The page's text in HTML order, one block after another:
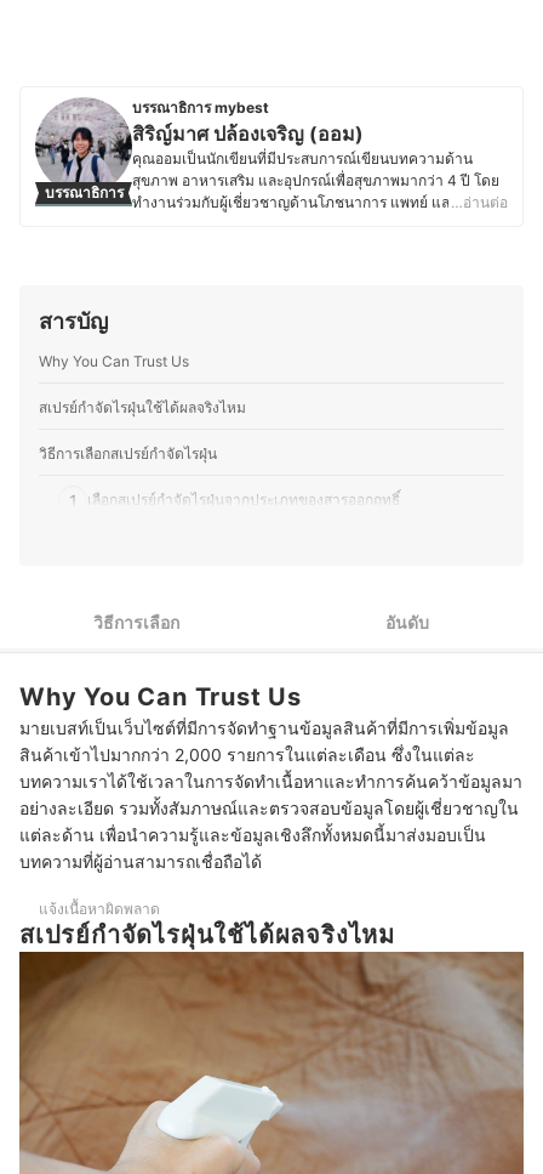
บรรณาธิการ
บรรณาธิการ mybest
สิริญ์มาศ ปล้องเจริญ (ออม)
คุณออมเป็นนักเขียนที่มีประสบการณ์เขียนบทความด้าน
สุขภาพ อาหารเสริม และอุปกรณ์เพื่อสุขภาพมากว่า 4 ปี โดย
ทำงานร่วมกับผู้เชี่ยวชาญด้านโภชนาการ แพทย์ และเภสัชกร
เป็นการกินอาหารที่สมดุล วัฒนธรรมการดื่มชา หรือการดูแล
เกี่ยวกับโภชนาการและการดูแลสุขภาพในชีวิตประจำวัน โดย
เชื่อว่าการเลือกกินที่ดีและการปรับไลฟ์สไตล์ให้เหมาะสมเป็น
สิ่งที่ช่วยให้สุขภาพดีขึ้นอย่างยั่งยืน คุณออมจึงมุ่งมั่นที่จะ
ถ่ายทอดความรู้ให้ผู้อ่านสามารถนำไปปรับใช้ได้จริง
…อ่านต่อ
สารบัญ
Why You Can Trust Us
สเปรย์กําจัดไรฝุ่นใช้ได้ผลจริงไหม
วิธีการเลือกสเปรย์กำจัดไรฝุ่น
1 เลือกสเปรย์กำจัดไรฝุ่นจากประเภทของสารออกฤทธิ์
4 พิจารณาลักษณะการพ่นของสเปรย์ให้เหมาะสมกับพื้นที่ใช้งาน
5 พิจารณาคุณสมบัติเสริมของสเปรย์ฝุ่นเพื่อสนับสนุนการใช้
10 สเปรย์กำจัดไรฝุ่น ยี่ห้อไหนดี บนที่นอน
หลังฉีดสเปรย์กำจัดไรฝุ่นแล้วต้องรอนานแค่ไหนก่อนใช้งาน
สเปรย์กำจัดไรฝุ่นช่วยลดอาการภูมิแพ้ได้หรือไม่
วิธีการเลือก อันดับ
Why You Can Trust Us
มายเบสท์เป็นเว็บไซต์ที่มีการจัดทำฐานข้อมูลสินค้าที่มีการเพิ่มข้อมูล
สินค้าเข้าไปมากกว่า 2,000 รายการในแต่ละเดือน ซึ่งในแต่ละ
บทความเราได้ใช้เวลาในการจัดทำเนื้อหาและทำการค้นคว้าข้อมูลมา
อย่างละเอียด รวมทั้งสัมภาษณ์และตรวจสอบข้อมูลโดยผู้เชี่ยวชาญใน
แต่ละด้าน เพื่อนำความรู้และข้อมูลเชิงลึกทั้งหมดนี้มาส่งมอบเป็น
บทความที่ผู้อ่านสามารถเชื่อถือได้
แจ้งเนื้อหาผิดพลาด
สเปรย์กําจัดไรฝุ่นใช้ได้ผลจริงไหม